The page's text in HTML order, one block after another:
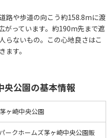
路や歩道の向こう約158.8mに渡
がっています。約190m先まで遮
らないもの。この心地良さはこ
す。
央公園の基本情報
ヶ崎中央公園
ークホームズ茅ヶ崎中央公園販